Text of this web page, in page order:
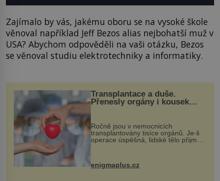
Zajímalo by vás, jakému oboru se na vysoké škole
věnoval například Jeff Bezos alias nejbohatší muž v
USA? Abychom odpověděli na vaši otázku, Bezos
se věnoval studiu elektrotechniky a informatiky.
Transplantace a duše.
Přenesly orgány i kousek
Ročně jsou v nemocnicích
transplantovány tisíce orgánů. Je-li
operace úspěšná, lidské tělo přijme
enigmaplus.cz